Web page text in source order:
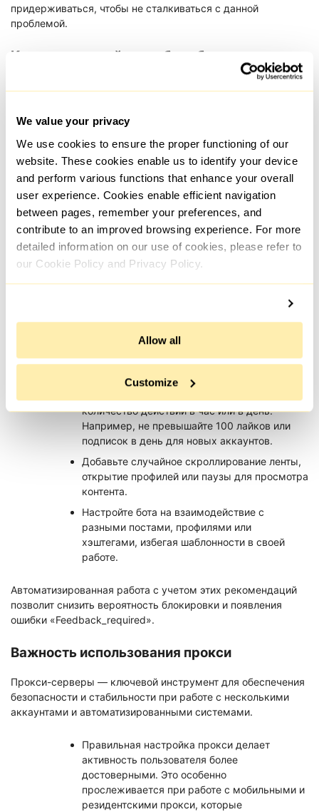
We value your privacy
We use cookies to ensure the proper functioning of our
website. These cookies enable us to identify your device
and perform various functions that enhance your overall
user experience. Cookies enable efficient navigation
between pages, remember your preferences, and
contribute to an improved browsing experience. For more
detailed information on our use of cookies, please refer to
our Cookie Policy and Privacy Policy.
Allow all
Customize
придерживаться, чтобы не сталкиваться с данной
проблемой.
Как сделать действия бота более
не отличались от поведения реального пользователя.
Настройте бота на разные активности: лайки,
комментарии, подписки, просмотр сторис
или сохранение публикаций.
Установите временные промежутки между
действиями. Паузы разной
продолжительности, например 5–15 секунд,
имитируют поведение человека.
Не начинайте с большого количества
в разное время суток. Это снижает
предсказуемость и уменьшает риск
количество действий в час или в день.
Например, не превышайте 100 лайков или
подписок в день для новых аккаунтов.
Добавьте случайное скроллирование ленты,
открытие профилей или паузы для просмотра
контента.
Настройте бота на взаимодействие с
разными постами, профилями или
хэштегами, избегая шаблонности в своей
работе.
Автоматизированная работа с учетом этих рекомендаций
позволит снизить вероятность блокировки и появления
ошибки «Feedback_required».
Важность использования прокси
Прокси-серверы — ключевой инструмент для обеспечения
безопасности и стабильности при работе с несколькими
аккаунтами и автоматизированными системами.
Правильная настройка прокси делает
активность пользователя более
достоверными. Это особенно
прослеживается при работе с мобильными и
резидентскими прокси, которые